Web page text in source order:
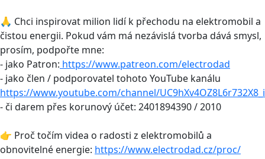
🙏 Chci inspirovat milion lidí k přechodu na elektromobil a
čistou energii. Pokud vám má nezávislá tvorba dává smysl,
prosím, podpořte mne:
- jako Patron: https://www.patreon.com/electrodad
- jako člen / podporovatel tohoto YouTube kanálu
https://www.youtube.com/channel/
- či darem přes korunový účet: 2401894390 / 2010
👉 Proč točím videa o radosti z elektromobilů a
obnovitelné energie: https://www.electrodad.cz/proc/